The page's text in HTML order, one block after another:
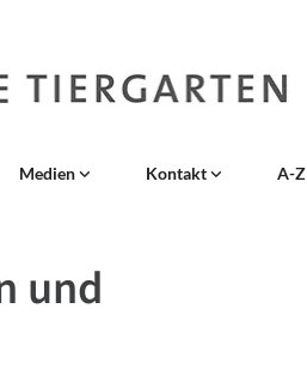
Medien Kontakt A-Z
und